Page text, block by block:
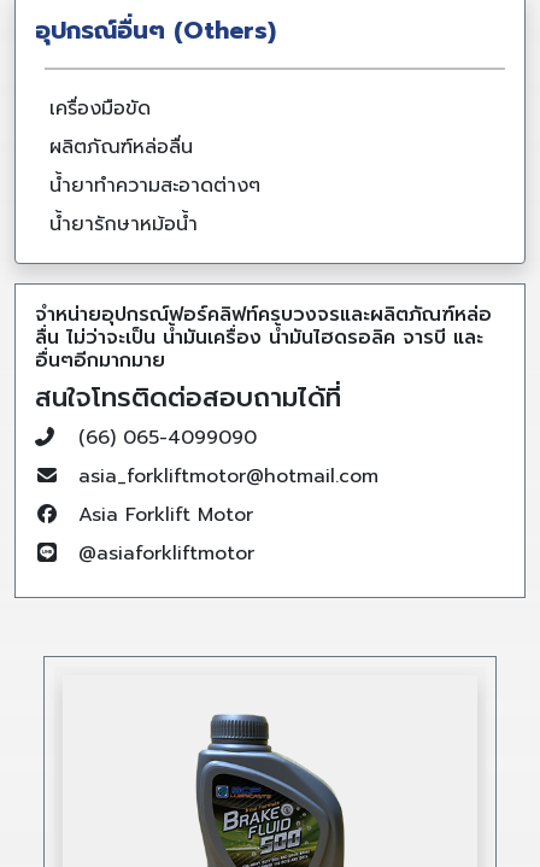
อุปกรณ์อื่นๆ (Others)
เครื่องมือขัด
ผลิตภัณฑ์หล่อลื่น
น้ำยาทำความสะอาดต่างๆ
น้ำยารักษาหม้อน้ำ
จำหน่ายอุปกรณ์ฟอร์คลิฟท์ครบวงจรและผลิตภัณฑ์หล่อ
ลื่น ไม่ว่าจะเป็น น้ำมันเครื่อง น้ำมันไฮดรอลิค จารบี และ
อื่นๆอีกมากมาย
สนใจโทรติดต่อสอบถามได้ที่
(66) 065-4099090
asia_forkliftmotor@hotmail.com
Asia Forklift Motor
@asiaforkliftmotor